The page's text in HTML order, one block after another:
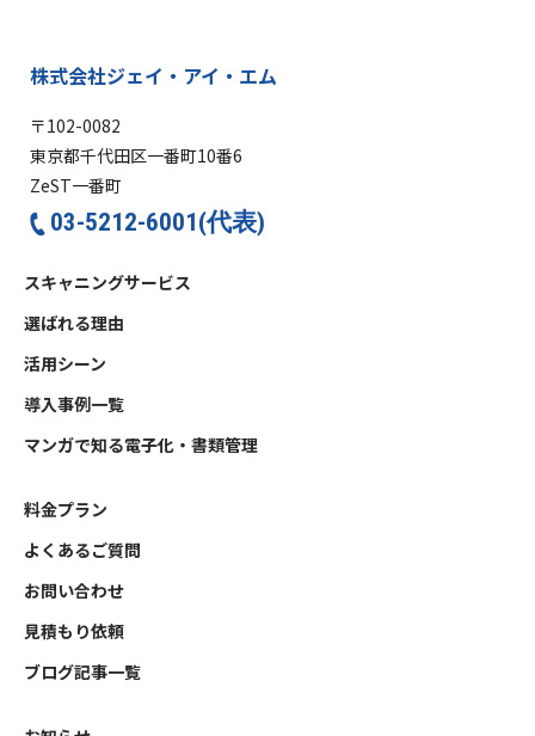
株式会社ジェイ・アイ・エム
〒102-0082
東京都千代田区一番町10番6
ZeST一番町
03-5212-6001(代表)
スキャニングサービス
選ばれる理由
活用シーン
導入事例一覧
マンガで知る電子化・書類管理
料金プラン
よくあるご質問
お問い合わせ
見積もり依頼
ブログ記事一覧